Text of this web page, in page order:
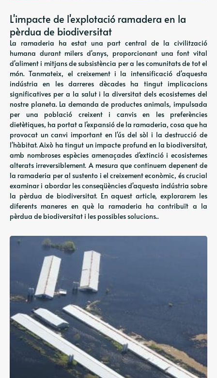
L'impacte de l'explotació ramadera en la
pèrdua de biodiversitat
La ramaderia ha estat una part central de la civilització
humana durant milers d'anys, proporcionant una font vital
d'aliment i mitjans de subsistència per a les comunitats de tot el
món. Tanmateix, el creixement i la intensificació d'aquesta
indústria en les darreres dècades ha tingut implicacions
significatives per a la salut i la diversitat dels ecosistemes del
nostre planeta. La demanda de productes animals, impulsada
per una població creixent i canvis en les preferències
dietètiques, ha portat a l'expansió de la ramaderia, cosa que ha
provocat un canvi important en l'ús del sòl i la destrucció de
l'hàbitat. Això ha tingut un impacte profund en la biodiversitat,
amb nombroses espècies amenaçades d'extinció i ecosistemes
alterats irreversiblement. A mesura que continuem depenent de
la ramaderia per al sustento i el creixement econòmic, és crucial
examinar i abordar les conseqüències d'aquesta indústria sobre
la pèrdua de biodiversitat. En aquest article, explorarem les
diferents maneres en què la ramaderia ha contribuït a la
pèrdua de biodiversitat i les possibles solucions..